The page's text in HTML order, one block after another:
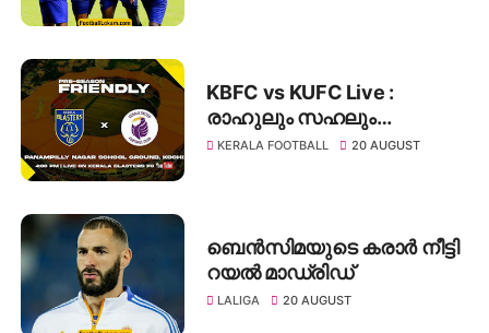
KBFC vs KUFC Live :
രാഹുലും സഹലും
ഉണ്ടാകില്ല
KERALA FOOTBALL 20 AUGUST
ബെൻസിമയുടെ കരാർ നീട്ടി
റയൽ മാഡ്രിഡ്
LALIGA 20 AUGUST